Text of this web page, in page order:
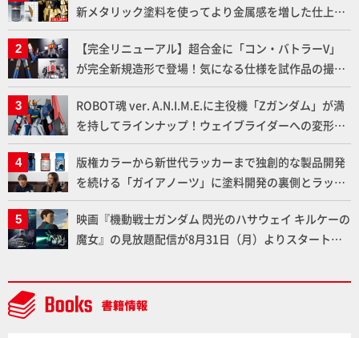
新メタリック塗料を使ってより金属感を増した仕上が
りに!!【試し読み】
【完全リニューアル】超合金に「コン・バトラーV」
が完全新規造形で登場！気になる仕様を試作品の撮り
下ろしでご紹介!!さらに「大鉄人17」＆「ワンエイ
ト」セット情報もお届け！【超合金の魂】
ROBOT魂 ver. A.N.I.M.E.に主役機「Zガンダム」が満
を持してラインナップ！ウェイブライダーへの変形、
劇中どおりのプロポーションを再現【機動戦士Zガン
ダム】
版権カラーから新世代ラッカーまで独創的な製品開発
を続ける「ガイアノーツ」に塗料開発の裏側とラッカ
ー塗料の未来についてインタビュー！
映画『機動戦士ガンダム 閃光のハサウェイ キルケーの
魔女』の見放題配信が8月31日（月）よりスタート！